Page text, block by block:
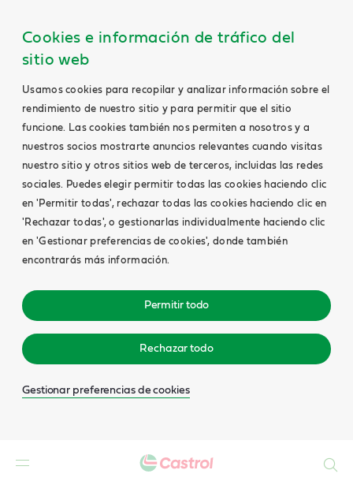
Cookies e información de tráfico del
sitio web
Usamos cookies para recopilar y analizar información sobre el
rendimiento de nuestro sitio y para permitir que el sitio
funcione. Las cookies también nos permiten a nosotros y a
nuestros socios mostrarte anuncios relevantes cuando visitas
nuestro sitio y otros sitios web de terceros, incluidas las redes
sociales. Puedes elegir permitir todas las cookies haciendo clic
en 'Permitir todas', rechazar todas las cookies haciendo clic en
'Rechazar todas', o gestionarlas individualmente haciendo clic
en 'Gestionar preferencias de cookies', donde también
encontrarás más información.
Permitir todo
Rechazar todo
Gestionar preferencias de cookies